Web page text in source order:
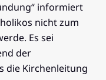
informiert
nicht zum
Es sei
der
die Kirchenleitung